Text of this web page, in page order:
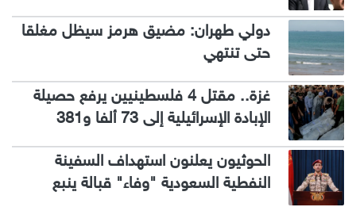
دولي طهران: مضيق هرمز سيظل مغلقا
حتى تنتهي
غزة.. مقتل 4 فلسطينيين يرفع حصيلة
الإبادة الإسرائيلية إلى 73 ألفا و381
الحوثيون يعلنون استهداف السفينة
النفطية السعودية "وفاء" قبالة ينبع